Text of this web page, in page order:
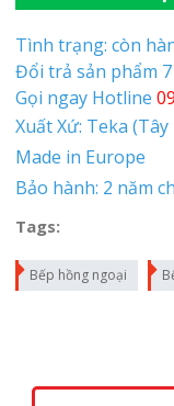
Tình trạng: còn
Đổi trả sản phẩm
Gọi ngay Hotline
Xuất Xứ: Teka
Made in Europe
Bảo hành: 2 năm
Tags:
Bếp hồng ngoại